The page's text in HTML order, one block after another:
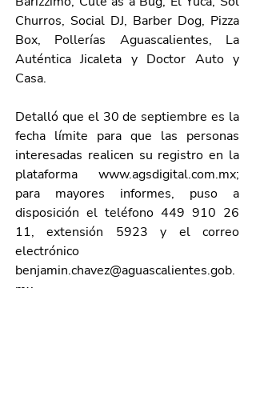
Churros, Social DJ, Barber Dog, Pizza
Box, Pollerías Aguascalientes, La
Auténtica Jicaleta y Doctor Auto y
Casa.
Detalló que el 30 de septiembre es la
fecha límite para que las personas
interesadas realicen su registro en la
plataforma www.agsdigital.com.mx;
para mayores informes, puso a
disposición el teléfono 449 910 26
11, extensión 5923 y el correo
benjamin.chavez@aguascalientes.gob.
mx